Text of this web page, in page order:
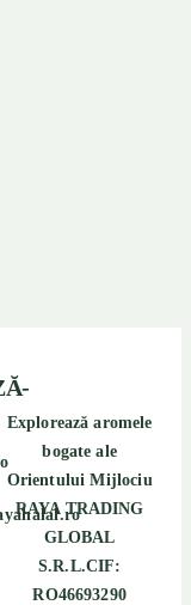
Explorează aromele
bogate ale
Orientului Mijlociu
RAYA TRADING
GLOBAL
S.R.L.CIF:
RO46693290